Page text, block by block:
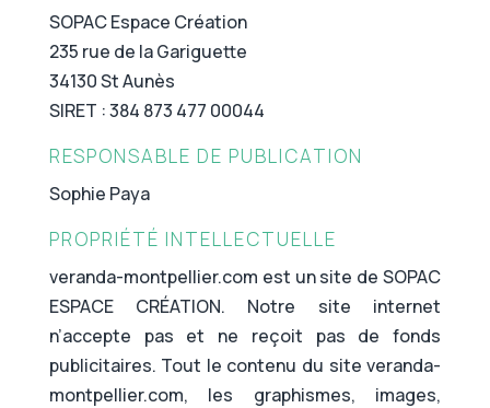
SOPAC Espace Création
235 rue de la Gariguette
34130 St Aunès
SIRET : 384 873 477 00044
RESPONSABLE DE PUBLICATION
Sophie Paya
PROPRIÉTÉ INTELLECTUELLE
veranda-montpellier.com est un site de SOPAC
ESPACE CRÉATION. Notre site internet
n’accepte pas et ne reçoit pas de fonds
publicitaires. Tout le contenu du site veranda-
montpellier.com, les graphismes, images,